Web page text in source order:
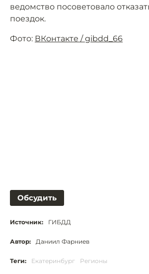
ведомство посоветовало
поездок.
Фото: ВКонтакте / gibdd_66
Обсудить
Источник: ГИБДД
Автор: Даниил Фарниев
Теги: Екатеринбург Регионы